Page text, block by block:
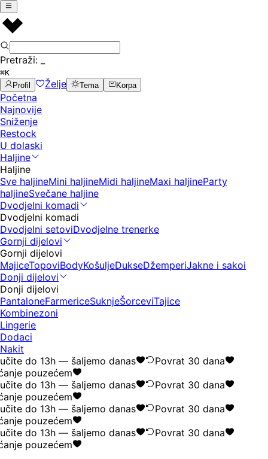
Pretraži:
⌘K
Profil
Želje Tema Korpa
Početna
Najnovije
Sniženje
Restock
U dolaski
Haljine
Haljine
Sve haljineMini haljineMidi haljineMaxi haljineParty
haljineSvečane haljine
Dvodjelni komadi
Dvodjelni komadi
Dvodjelni setoviDvodjelne trenerke
Gornji dijelovi
Gornji dijelovi
MajiceTopoviBodyKošuljeDukseDžemperiJakne i sakoi
Donji dijelovi
Donji dijelovi
PantaloneFarmericeSuknjeŠorceviTajice
Kombinezoni
Lingerie
Dodaci
Nakit
do 13h — šaljemo danas
Povrat 30 dana
pouzećem
do 13h — šaljemo danas
Povrat 30 dana
pouzećem
do 13h — šaljemo danas
Povrat 30 dana
pouzećem
do 13h — šaljemo danas
Povrat 30 dana
pouzećem